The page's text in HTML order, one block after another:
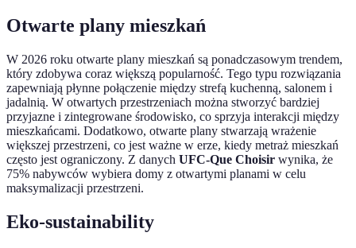
Otwarte plany mieszkań
W 2026 roku otwarte plany mieszkań są ponadczasowym trendem,
który zdobywa coraz większą popularność. Tego typu rozwiązania
zapewniają płynne połączenie między strefą kuchenną, salonem i
jadalnią. W otwartych przestrzeniach można stworzyć bardziej
przyjazne i zintegrowane środowisko, co sprzyja interakcji między
mieszkańcami. Dodatkowo, otwarte plany stwarzają wrażenie
większej przestrzeni, co jest ważne w erze, kiedy metraż mieszkań
często jest ograniczony. Z danych UFC-Que Choisir wynika, że
75% nabywców wybiera domy z otwartymi planami w celu
maksymalizacji przestrzeni.
Eko-sustainability